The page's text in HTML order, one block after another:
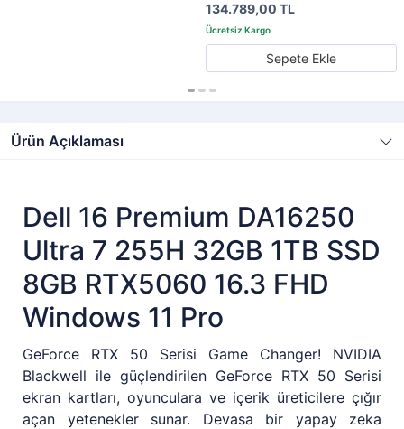
134.789,00 TL
Sepete Ekle
Ürün Açıklaması
Dell 16 Premium DA16250
Ultra 7 255H 32GB 1TB SSD
8GB RTX5060 16.3 FHD
Windows 11 Pro
GeForce RTX 50 Serisi Game Changer! NVIDIA
Blackwell ile güçlendirilen GeForce RTX 50 Serisi
ekran kartları, oyunculara ve içerik üreticilere çığır
açan yetenekler sunar. Devasa bir yapay zeka